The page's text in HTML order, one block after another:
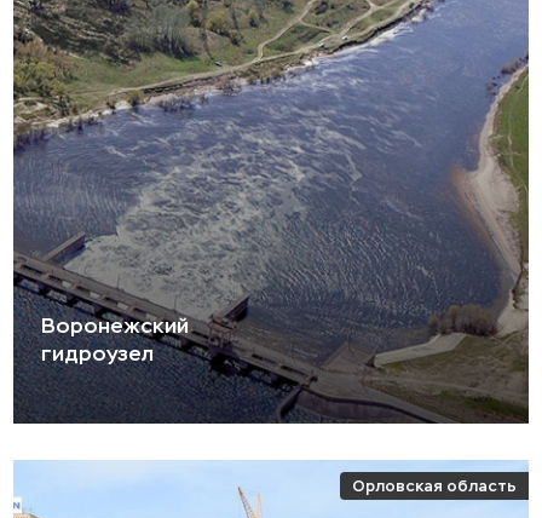
Воронежский
гидроузел
Орловская область